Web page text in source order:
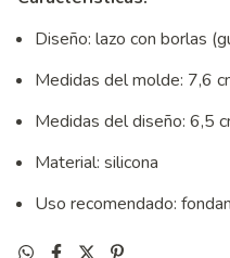
Diseño: lazo con borlas
Medidas del molde: 7,6
Medidas del diseño: 6,5
Material: silicona
Uso recomendado: